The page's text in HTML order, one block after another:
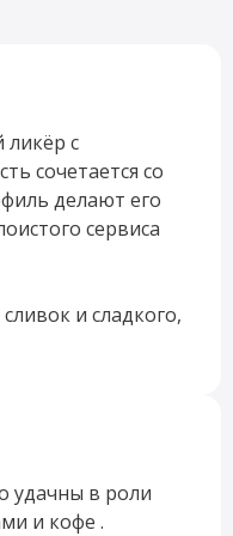
ликёр с
сочетается со
делают его
сервиса
и сладкого,
в качестве
удачны в роли
и кофе .